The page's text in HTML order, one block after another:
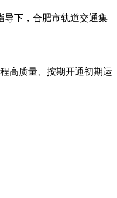
导下，合肥市轨道交通集
高质量、按期开通初期运